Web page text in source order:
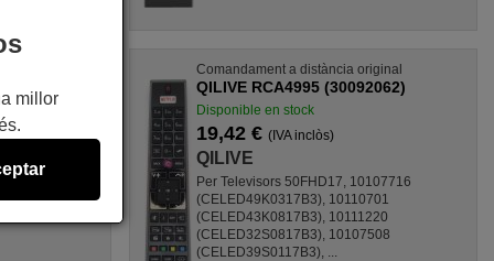
T2S2C,
Comandament a distància original
QILIVE RCA4995 (30092062)
Disponible en stock
19,42 € (IVA inclòs)
QILIVE
Per Televisors 50FHD17, 10107716
(CELED49K0317B3), 10110701
(CELED43K0817B3), 10111220
(CELED32S0817B3), 10107508
(CELED39S0117B3), ...
millor